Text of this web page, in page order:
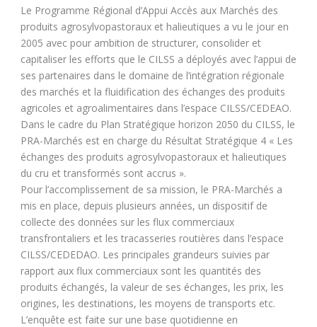
Le Programme Régional d’Appui Accès aux Marchés des
produits agrosylvopastoraux et halieutiques a vu le jour en
2005 avec pour ambition de structurer, consolider et
capitaliser les efforts que le CILSS a déployés avec l’appui de
ses partenaires dans le domaine de l’intégration régionale
des marchés et la fluidification des échanges des produits
agricoles et agroalimentaires dans l’espace CILSS/CEDEAO.
Dans le cadre du Plan Stratégique horizon 2050 du CILSS, le
PRA-Marchés est en charge du Résultat Stratégique 4 « Les
échanges des produits agrosylvopastoraux et halieutiques
du cru et transformés sont accrus ».
Pour l’accomplissement de sa mission, le PRA-Marchés a
mis en place, depuis plusieurs années, un dispositif de
collecte des données sur les flux commerciaux
transfrontaliers et les tracasseries routières dans l’espace
CILSS/CEDEDAO. Les principales grandeurs suivies par
rapport aux flux commerciaux sont les quantités des
produits échangés, la valeur de ses échanges, les prix, les
origines, les destinations, les moyens de transports etc.
L’enquête est faite sur une base quotidienne en